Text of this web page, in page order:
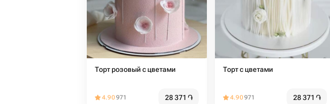
Торт розовый с цветами
4.90971 28 371 ֏
Торт с цветами
4.90971 28 371 ֏